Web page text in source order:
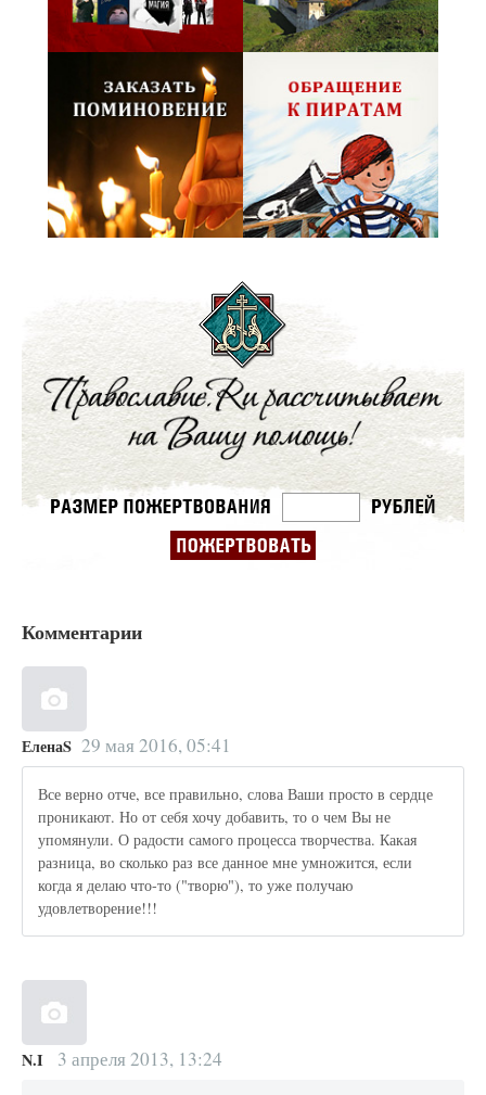
Комментарии
ЕленаS 29 мая 2016, 05:41
Все верно отче, все правильно, слова Ваши просто в сердце
проникают. Но от себя хочу добавить, то о чем Вы не
упомянули. О радости самого процесса творчества. Какая
разница, во сколько раз все данное мне умножится, если
когда я делаю что-то ("творю"), то уже получаю
удовлетворение!!!
N.I 3 апреля 2013, 13:24